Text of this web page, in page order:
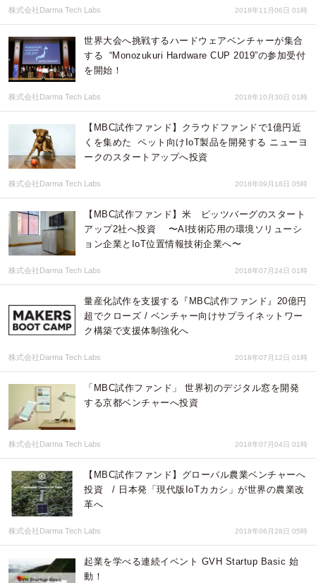
株式会社Darma Tech Labs 2018年11月06日 01時
世界大会へ挑戦するハードウェアベンチャーが集合
する “Monozukuri Hardware CUP 2019”の参加受付
を開始！
株式会社Darma Tech Labs 2018年10月30日 01時
【MBC試作ファンド】クラウドファンドで1億円近
くを集めた ペット向けIoT製品を開発する ニューヨ
ークのスタートアップへ投資
株式会社Darma Tech Labs 2018年09月18日 05時
【MBC試作ファンド】米 ピッツバーグのスタート
アップ2社へ投資 〜AI技術応用の環境ソリューシ
ョン企業とIoT位置情報技術企業へ〜
株式会社Darma Tech Labs 2018年07月24日 01時
量産化試作を支援する『MBC試作ファンド』20億円
超でクローズ / ベンチャー向けサプライネットワー
ク構築で支援体制強化へ
株式会社Darma Tech Labs 2018年07月12日 01時
「MBC試作ファンド」 世界初のデジタル窓を開発
する京都ベンチャーへ投資
株式会社Darma Tech Labs 2018年07月04日 01時
【MBC試作ファンド】グローバル農業ベンチャーへ
投資 / 日本発「現代版IoTカカシ」が世界の農業改
革へ
株式会社Darma Tech Labs 2018年06月28日 05時
起業を学べる連続イベント GVH Startup Basic 始
動！